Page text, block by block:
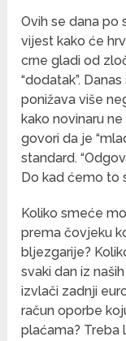
Ovih se dana po
vijest kako će
crne gladi od
“dodatak”.
ponižava više
kako novinaru
govori da je
standard.
Do kad ćemo to
Koliko smeće
prema čovjeku
bljezgarije?
svaki dan iz
izvlači zadnji
račun oporbe
plaćama? Treba